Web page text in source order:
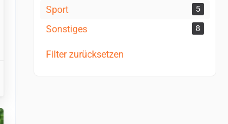
Sport 5
Sonstiges 8
Filter zurücksetzen